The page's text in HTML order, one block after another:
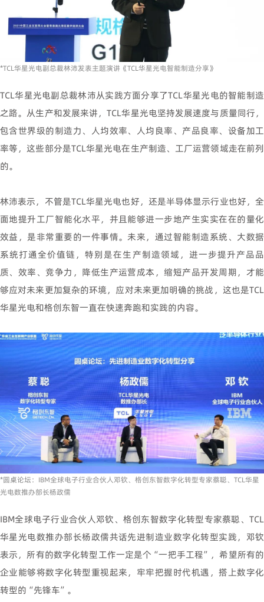
*TCL华星光电副总裁林沛发表主题演讲《TCL华星光电智能制造分享》
TCL华星光电副总裁林沛从实践方面分享了TCL华星光电的智能制造
之路。从生产和发展来讲，TCL华星光电坚持发展速度与质量同行，
包含世界级的制造力、人均效率、人均良率、产品良率、设备加工
率等，这些部分是TCL华星光电在生产制造、工厂运营领域走在前列
的。
林沛表示，不管是TCL华星光电也好，还是半导体显示行业也好，全
面地提升工厂智能化水平，并且能够进一步地产生实实在在的量化
效益，是非常重要的一件事情。未来，通过智能制造系统、大数据
系统打通全价值链，特别是在生产制造领域，进一步提升产品品
质、效率、竞争力，降低生产运营成本，缩短产品开发周期，才能
够应对未来更加复杂的环境，应对未来更加明确的挑战，这也是TCL
华星光电和格创东智一直在快速奔跑和实践的内容。
*圆桌论坛：IBM全球电子行业合伙人邓钦、格创东智数字化转型专家蔡聪、TCL华星
光电数推办部长杨政儒
IBM全球电子行业合伙人邓钦、格创东智数字化转型专家蔡聪、TCL
华星光电数推办部长杨政儒共话先进制造业数字化转型实践，邓钦
表示，所有的数字化转型工作一定是个“一把手工程”，希望所有的
企业能够将数字化转型重视起来，牢牢把握时代机遇，搭上数字化
转型的“先锋车”。